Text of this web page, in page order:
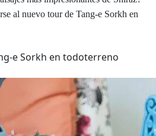
al nuevo tour de Tang-e Sorkh en
e Sorkh en todoterreno